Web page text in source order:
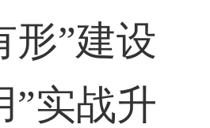
形”建设
”实战升